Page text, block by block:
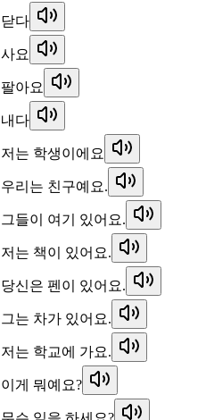
닫다
사요
팔아요
내다
저는 학생이에요
우리는 친구예요.
그들이 여기 있어요.
저는 책이 있어요.
당신은 펜이 있어요.
그는 차가 있어요.
저는 학교에 가요.
이게 뭐예요?